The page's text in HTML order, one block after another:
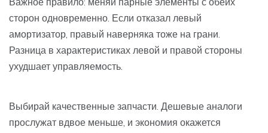
сторон одновременно. Если отказал левый
амортизатор, правый наверняка тоже на грани.
Разница в характеристиках левой и правой стороны
ухудшает управляемость.
Выбирай качественные запчасти. Дешевые аналоги
прослужат вдвое меньше, и экономия окажется